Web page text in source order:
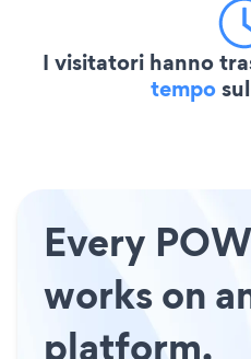
I visitatori hanno
tempo
Every
works on
platform.